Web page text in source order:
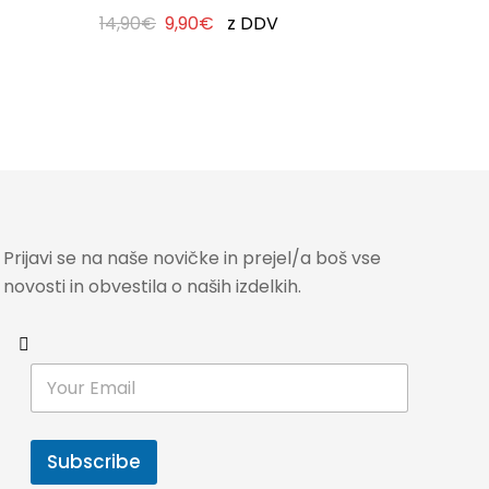
14,90€ 9,90€ z DDV
Prijavi se na naše novičke in prejel/a boš vse
novosti in obvestila o naših izdelkih.
E
a
i
Subscribe